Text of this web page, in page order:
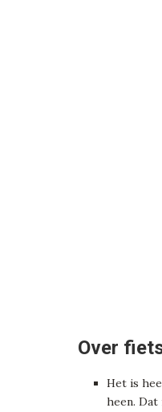
Over
Het is
heen.